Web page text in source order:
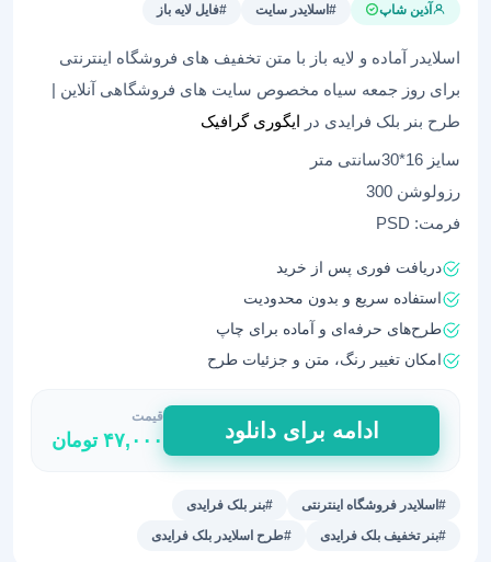
آذین شاپ #اسلایدر سایت #فایل لایه باز
اسلایدر آماده و لایه باز با متن تخفیف های فروشگاه اینترنتی
برای روز جمعه سیاه مخصوص سایت های فروشگاهی آنلاین |
طرح بنر بلک فرایدی در
ایگوری گرافیک
سایز 16*30سانتی متر
رزولوشن 300
فرمت: PSD
دریافت فوری پس از خرید
استفاده سریع و بدون محدودیت
طرح‌های حرفه‌ای و آماده برای چاپ
امکان تغییر رنگ، متن و جزئیات طرح
طرح
اسلایدر
و
بنر
سیاه
ادامه برای دانلود
قیمت
۴۷,۰۰۰ تومان
#اسلایدر فروشگاه اینترنتی
#بنر بلک فرایدی
#بنر تخفیف بلک فرایدی
#طرح اسلایدر بلک فرایدی